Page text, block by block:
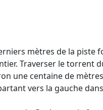
mètres de la piste
Traverser le torrent
une centaine de
vers la gauche